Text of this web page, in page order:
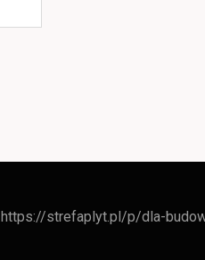
https://strefaplyt.pl/p/dla-